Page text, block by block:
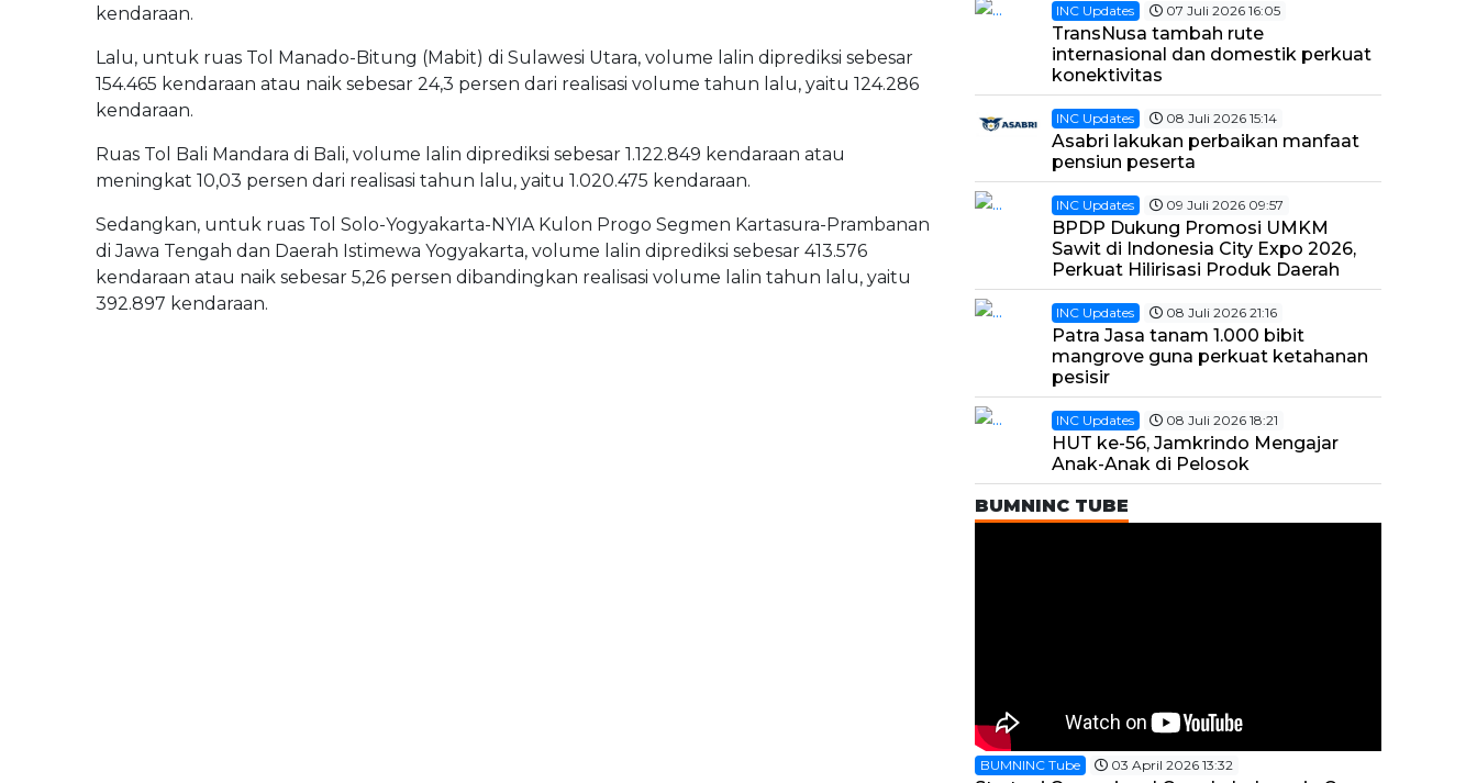
kendaraan.
Lalu, untuk ruas Tol Manado-Bitung (Mabit) di Sulawesi Utara, volume lalin diprediksi sebesar
154.465 kendaraan atau naik sebesar 24,3 persen dari realisasi volume tahun lalu, yaitu 124.286
kendaraan.
Ruas Tol Bali Mandara di Bali, volume lalin diprediksi sebesar 1.122.849 kendaraan atau
meningkat 10,03 persen dari realisasi tahun lalu, yaitu 1.020.475 kendaraan.
Sedangkan, untuk ruas Tol Solo-Yogyakarta-NYIA Kulon Progo Segmen Kartasura-Prambanan
di Jawa Tengah dan Daerah Istimewa Yogyakarta, volume lalin diprediksi sebesar 413.576
kendaraan atau naik sebesar 5,26 persen dibandingkan realisasi volume lalin tahun lalu, yaitu
392.897 kendaraan.
INC Updates 07 Juli 2026 16:05
TransNusa tambah rute
internasional dan domestik perkuat
konektivitas
INC Updates 08 Juli 2026 15:14
Asabri lakukan perbaikan manfaat
pensiun peserta
INC Updates 09 Juli 2026 09:57
BPDP Dukung Promosi UMKM
Sawit di Indonesia City Expo 2026,
Perkuat Hilirisasi Produk Daerah
INC Updates 08 Juli 2026 21:16
Patra Jasa tanam 1.000 bibit
mangrove guna perkuat ketahanan
pesisir
INC Updates 08 Juli 2026 18:21
HUT ke-56, Jamkrindo Mengajar
Anak-Anak di Pelosok
BUMNINC TUBE
BUMNINC Tube 03 April 2026 13:32